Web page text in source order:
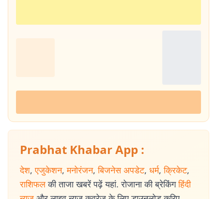
Prabhat Khabar App :
देश, एजुकेशन, मनोरंजन, बिजनेस अपडेट, धर्म, क्रिकेट,
राशिफल की ताजा खबरें पढ़ें यहां. रोजाना की ब्रेकिंग हिंदी